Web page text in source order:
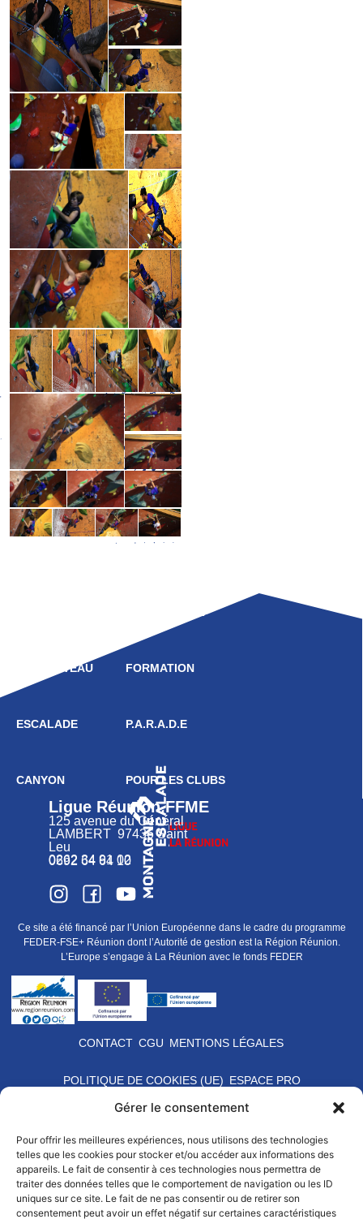
Gérer le consentement
Pour offrir les meilleures expériences, nous utilisons des technologies
telles que les cookies pour stocker et/ou accéder aux informations des
appareils. Le fait de consentir à ces technologies nous permettra de
traiter des données telles que le comportement de navigation ou les ID
uniques sur ce site. Le fait de ne pas consentir ou de retirer son
consentement peut avoir un effet négatif sur certaines caractéristiques
HAUT NIVEAU
ESCALADE
CANYON
FORMATION
P.A.R.A.D.E
POUR LES CLUBS
Ligue Réunion FFME
125 avenue du Général
LAMBERT 97436 Saint
Leu
0262 34 91 02
0692 64 64 10
Ce site a été financé par l’Union Européenne dans le cadre du programme
FEDER-FSE+ Réunion dont l’Autorité de gestion est la Région Réunion.
L’Europe s’engage à La Réunion avec le fonds FEDER
CONTACT CGU MENTIONS LÉGALES
POLITIQUE DE COOKIES (UE) ESPACE PRO